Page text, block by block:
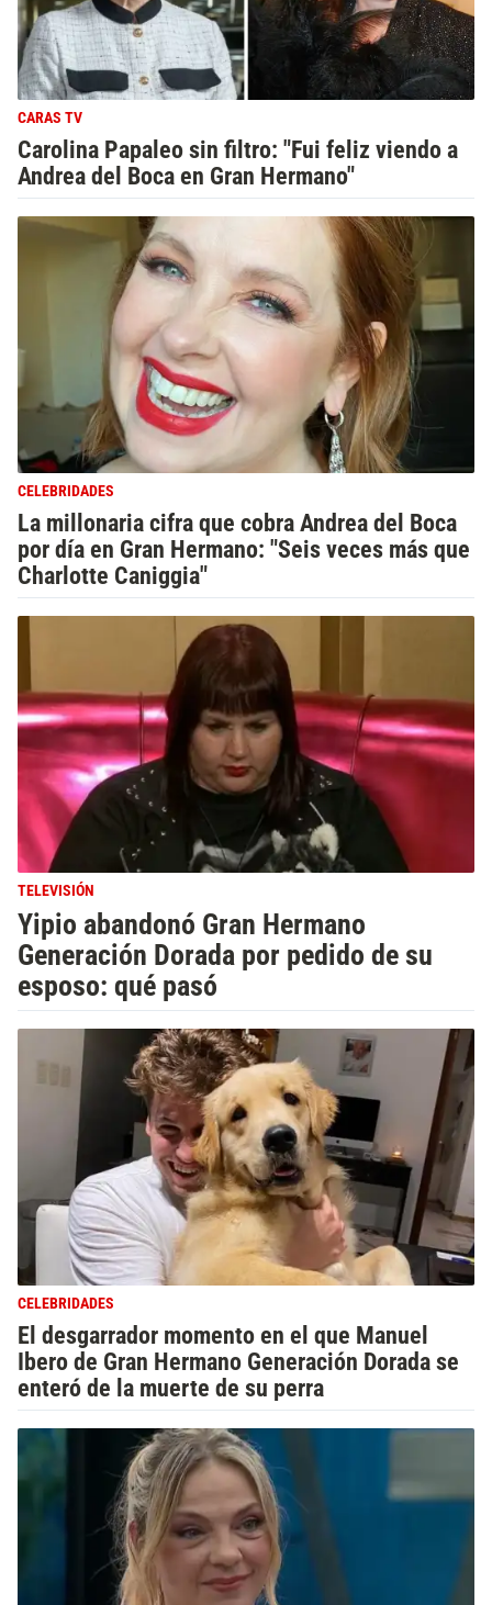
CARAS TV
Carolina Papaleo sin filtro: "Fui feliz viendo a
Andrea del Boca en Gran Hermano"
CELEBRIDADES
La millonaria cifra que cobra Andrea del Boca
por día en Gran Hermano: "Seis veces más que
Charlotte Caniggia"
TELEVISIÓN
Yipio abandonó Gran Hermano
Generación Dorada por pedido de su
esposo: qué pasó
CELEBRIDADES
El desgarrador momento en el que Manuel
Ibero de Gran Hermano Generación Dorada se
enteró de la muerte de su perra